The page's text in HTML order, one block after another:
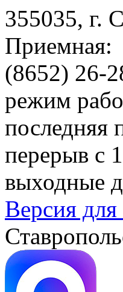
355035, г.
Приемная:
(8652) 26-
режим
последняя
перерыв с
выходные
Версия